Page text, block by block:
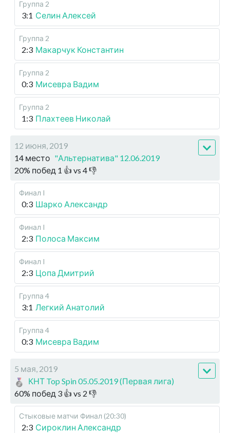
Группа 2
3:1 Селин Алексей
Группа 2
2:3 Макарчук Константин
Группа 2
0:3 Мисевра Вадим
Группа 2
1:3 Плахтеев Николай
12 июня, 2019
14 место "Альтернатива" 12.06.2019
20% побед 1 👍 vs 4👎
Финал I
0:3 Шарко Александр
Финал I
2:3 Полоса Максим
Финал I
2:3 Цопа Дмитрий
Группа 4
3:1 Легкий Анатолий
Группа 4
0:3 Мисевра Вадим
5 мая, 2019
КНТ Top Spin 05.05.2019 (Первая лига)
60% побед 3 👍 vs 2 👎
Стыковые матчи Финал (20:30)
2:3 Сироклин Александр